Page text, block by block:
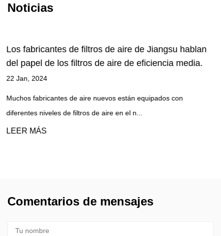
Noticias
hablan
media.
Participación de fábrica de filtros de
activado: Por qué la superficie específica
Comentarios de mensajes